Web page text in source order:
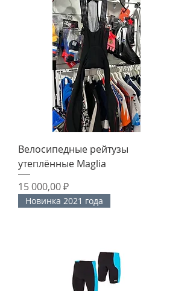
Велосипедные рейтузы
утеплённые Maglia
Цена
15 000,00 ₽
Новинка 2021 года